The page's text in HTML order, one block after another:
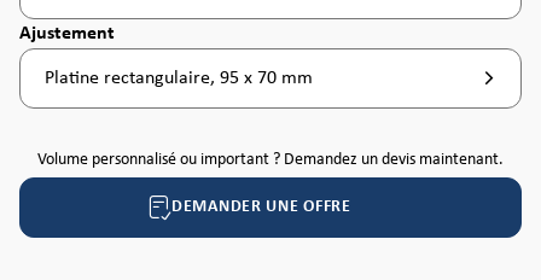
Sélectionnez
Ajustement
Platine rectangulaire, 95 x 70 mm
Volume personnalisé ou important ? Demandez un devis maintenant.
DEMANDER UNE OFFRE